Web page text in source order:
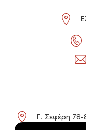
Γ. Σεφέρη